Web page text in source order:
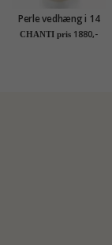
Perle vedhæng i 14
karat guld 0,02 ct
CHANTI pris 1880,-